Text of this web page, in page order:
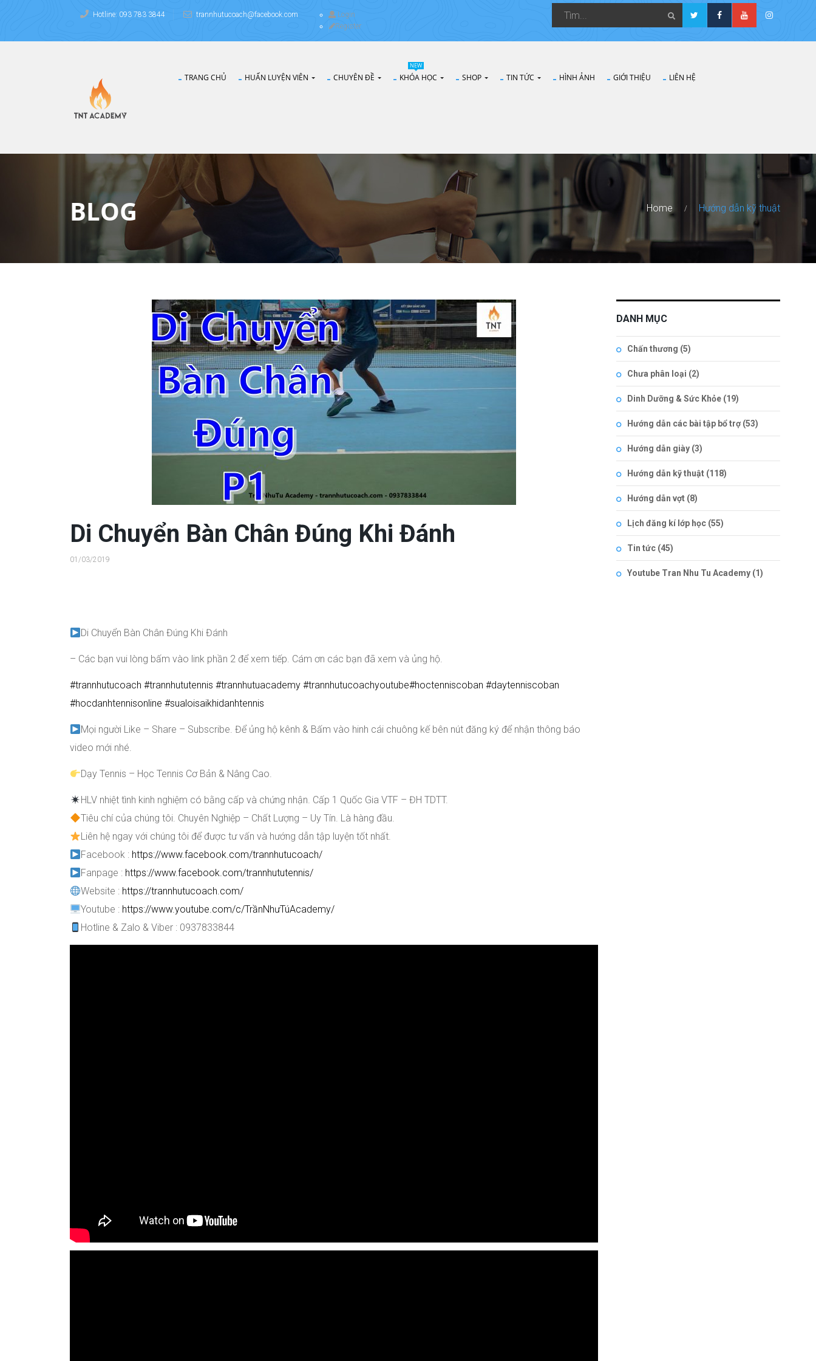
Hotline: 093 783 3844 trannhutucoach@facebook.com
Login
Register
TRANG CHỦ HUẤN LUYỆN VIÊN CHUYÊN ĐỀ KHÓA HỌC
NEW
SHOP TIN TỨC HÌNH ẢNH GIỚI THIỆU LIÊN HỆ
BLOG Home Hướng dẫn kỹ thuật
DANH MỤC
Chấn thương (5)
Chưa phân loại (2)
Dinh Dưỡng & Sức Khỏe (19)
Hướng dẫn các bài tập bổ trợ (53)
Hướng dẫn giày (3)
Hướng dẫn kỹ thuật (118)
Hướng dẫn vợt (8)
Lịch đăng kí lớp học (55)
Tin tức (45)
Youtube Tran Nhu Tu Academy (1)
Di Chuyển Bàn Chân Đúng Khi Đánh
01/03/2019
Di Chuyển Bàn Chân Đúng Khi Đánh
– Các bạn vui lòng bấm vào link phần 2 để xem tiếp. Cám ơn các bạn đã xem và ủng hộ.
#trannhutucoach #trannhututennis #trannhutuacademy #trannhutucoachyoutube#hoctenniscoban #daytenniscoban
#hocdanhtennisonline #sualoisaikhidanhtennis
Mọi người Like – Share – Subscribe. Để ủng hộ kênh & Bấm vào hinh cái chuông kế bên nút đăng ký để nhận thông báo
video mới nhé.
Dạy Tennis – Học Tennis Cơ Bản & Nâng Cao.
HLV nhiệt tình kinh nghiệm có bằng cấp và chứng nhận. Cấp 1 Quốc Gia VTF – ĐH TDTT.
Tiêu chí của chúng tôi. Chuyên Nghiệp – Chất Lượng – Uy Tín. Là hàng đầu.
Liên hệ ngay với chúng tôi để được tư vấn và hướng dẫn tập luyện tốt nhất.
Facebook : https://www.facebook.com/trannhutucoach/
Fanpage : https://www.facebook.com/trannhututennis/
Website : https://trannhutucoach.com/
Youtube : https://www.youtube.com/c/TrầnNhưTúAcademy/
Hotline & Zalo & Viber : 0937833844